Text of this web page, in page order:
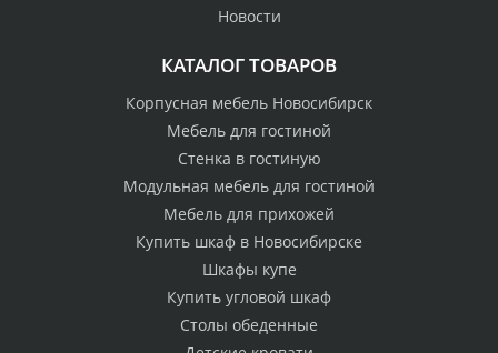
Новости
КАТАЛОГ ТОВАРОВ
Корпусная мебель Новосибирск
Мебель для гостиной
Стенка в гостиную
Модульная мебель для гостиной
Мебель для прихожей
Купить шкаф в Новосибирске
Шкафы купе
Купить угловой шкаф
Столы обеденные